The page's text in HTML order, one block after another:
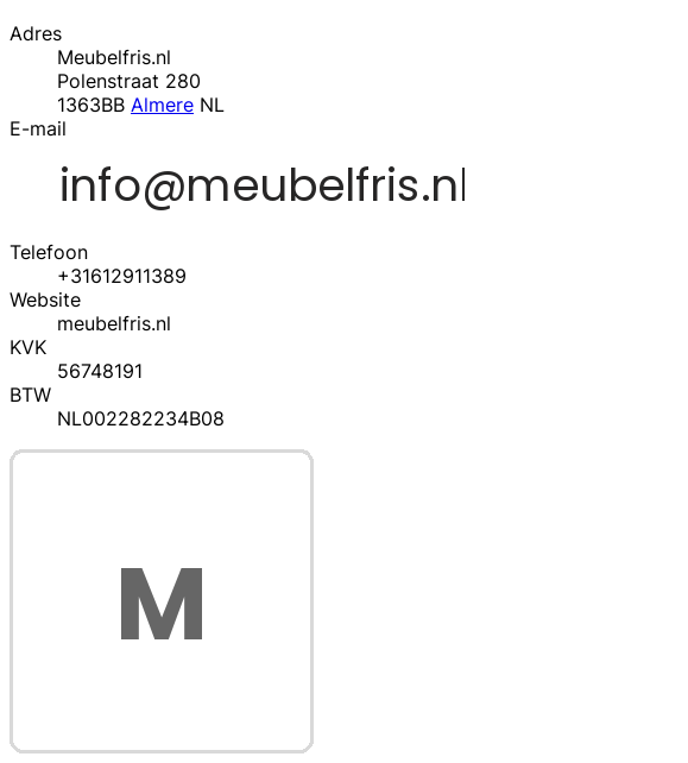
Adres
Meubelfris.nl
Polenstraat 280
1363BB Almere NL
E-mail
Telefoon
+31612911389
Website
meubelfris.nl
KVK
56748191
BTW
NL002282234B08